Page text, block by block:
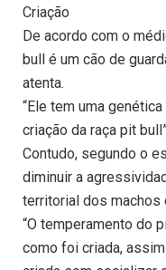
Criação
De acordo com o
bull é um cão de
atenta.
“Ele tem uma
criação da raça pit
Contudo, segundo o
diminuir a
territorial dos machos
“O temperamento do
como foi criada,